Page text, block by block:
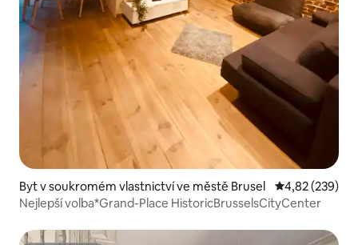
Byt v soukromém vlastnictví ve městě Brusel Průměrné
4,82 (239)
Nejlepší volba*Grand-Place HistoricBrusselsCityCenter